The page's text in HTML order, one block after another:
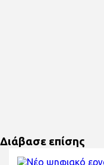
Διάβασε επίσης